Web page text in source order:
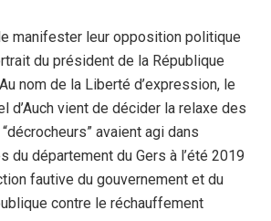
manifester leur opposition politique
du président de la République
nom de la Liberté d’expression, le
d’Auch vient de décider la relaxe des
avaient agi dans
du département du Gers à l’été 2019
fautive du gouvernement et du
contre le réchauffement